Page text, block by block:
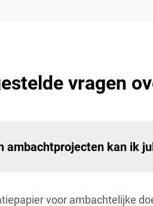
vragen
ambachtprojecten kan ik
voor ambachtelijke